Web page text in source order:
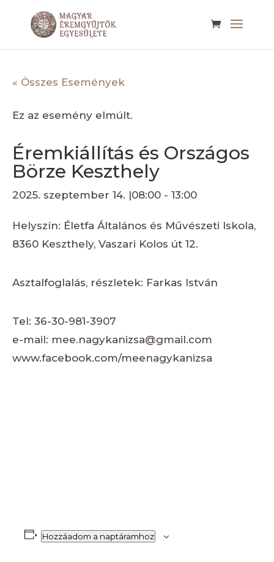
« Összes Események
Ez az esemény elmúlt.
Éremkiállítás és Országos
Börze Keszthely
2025. szeptember 14. |08:00 - 13:00
Helyszín: Életfa Általános és Művészeti Iskola,
8360 Keszthely, Vaszari Kolos út 12.
Asztalfoglalás, részletek: Farkas István
Tel: 36-30-981-3907
e-mail: mee.nagykanizsa@gmail.com
www.facebook.com/meenagykanizsa
Hozzáadom a naptáramhoz